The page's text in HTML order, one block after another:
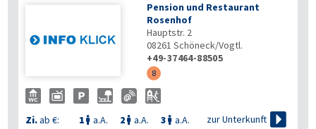
Pension und Restaurant
Rosenhof
Hauptstr. 2
08261 Schöneck/Vogtl.
+49-37464-88505
8
Zi.ab €: 1  a.A. 2  a.A. 3  a.A. zur Unterkunft 